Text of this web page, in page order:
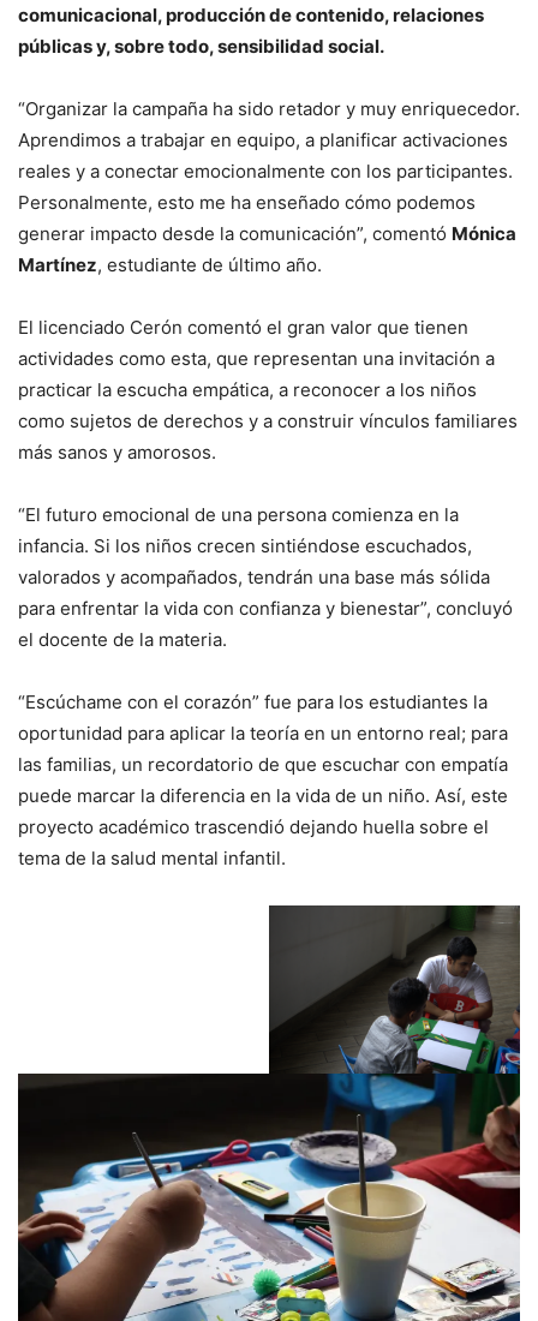
comunicacional, producción de contenido, relaciones
públicas y, sobre todo, sensibilidad social.
“Organizar la campaña ha sido retador y muy enriquecedor.
Aprendimos a trabajar en equipo, a planificar activaciones
reales y a conectar emocionalmente con los participantes.
Personalmente, esto me ha enseñado cómo podemos
generar impacto desde la comunicación”, comentó Mónica
Martínez, estudiante de último año.
El licenciado Cerón comentó el gran valor que tienen
actividades como esta, que representan una invitación a
practicar la escucha empática, a reconocer a los niños
como sujetos de derechos y a construir vínculos familiares
más sanos y amorosos.
“El futuro emocional de una persona comienza en la
infancia. Si los niños crecen sintiéndose escuchados,
valorados y acompañados, tendrán una base más sólida
para enfrentar la vida con confianza y bienestar”, concluyó
el docente de la materia.
“Escúchame con el corazón” fue para los estudiantes la
oportunidad para aplicar la teoría en un entorno real; para
las familias, un recordatorio de que escuchar con empatía
puede marcar la diferencia en la vida de un niño. Así, este
proyecto académico trascendió dejando huella sobre el
tema de la salud mental infantil.